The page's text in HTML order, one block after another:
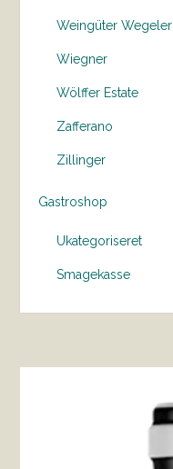
Weingüter Wegeler
Wiegner
Wölffer Estate
Zafferano
Zillinger
Gastroshop
Ukategoriseret
Smagekasse